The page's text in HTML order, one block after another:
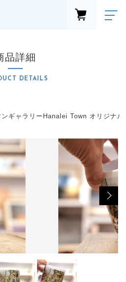
品詳細
DETAILS
ンギャラリーHanalei Town オリジナル
した
ギャラリーHanalei Town オリジナ
（税込）
ングを続ける
を確認する